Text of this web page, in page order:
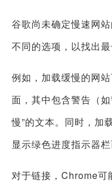
谷歌尚未确定慢速网
不同的选项，以找出最
例如，加载缓慢的网
面，其中包含警告（
慢”的文本。同时，加
显示绿色进度指示器
对于链接，Chrome可